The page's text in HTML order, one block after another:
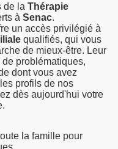
de la Thérapie
à Senac.
un accès privilégié à
qualifiés, qui vous
de mieux-être. Leur
problématiques,
dont vous avez
profils de nos
dès aujourd'hui votre
la famille pour